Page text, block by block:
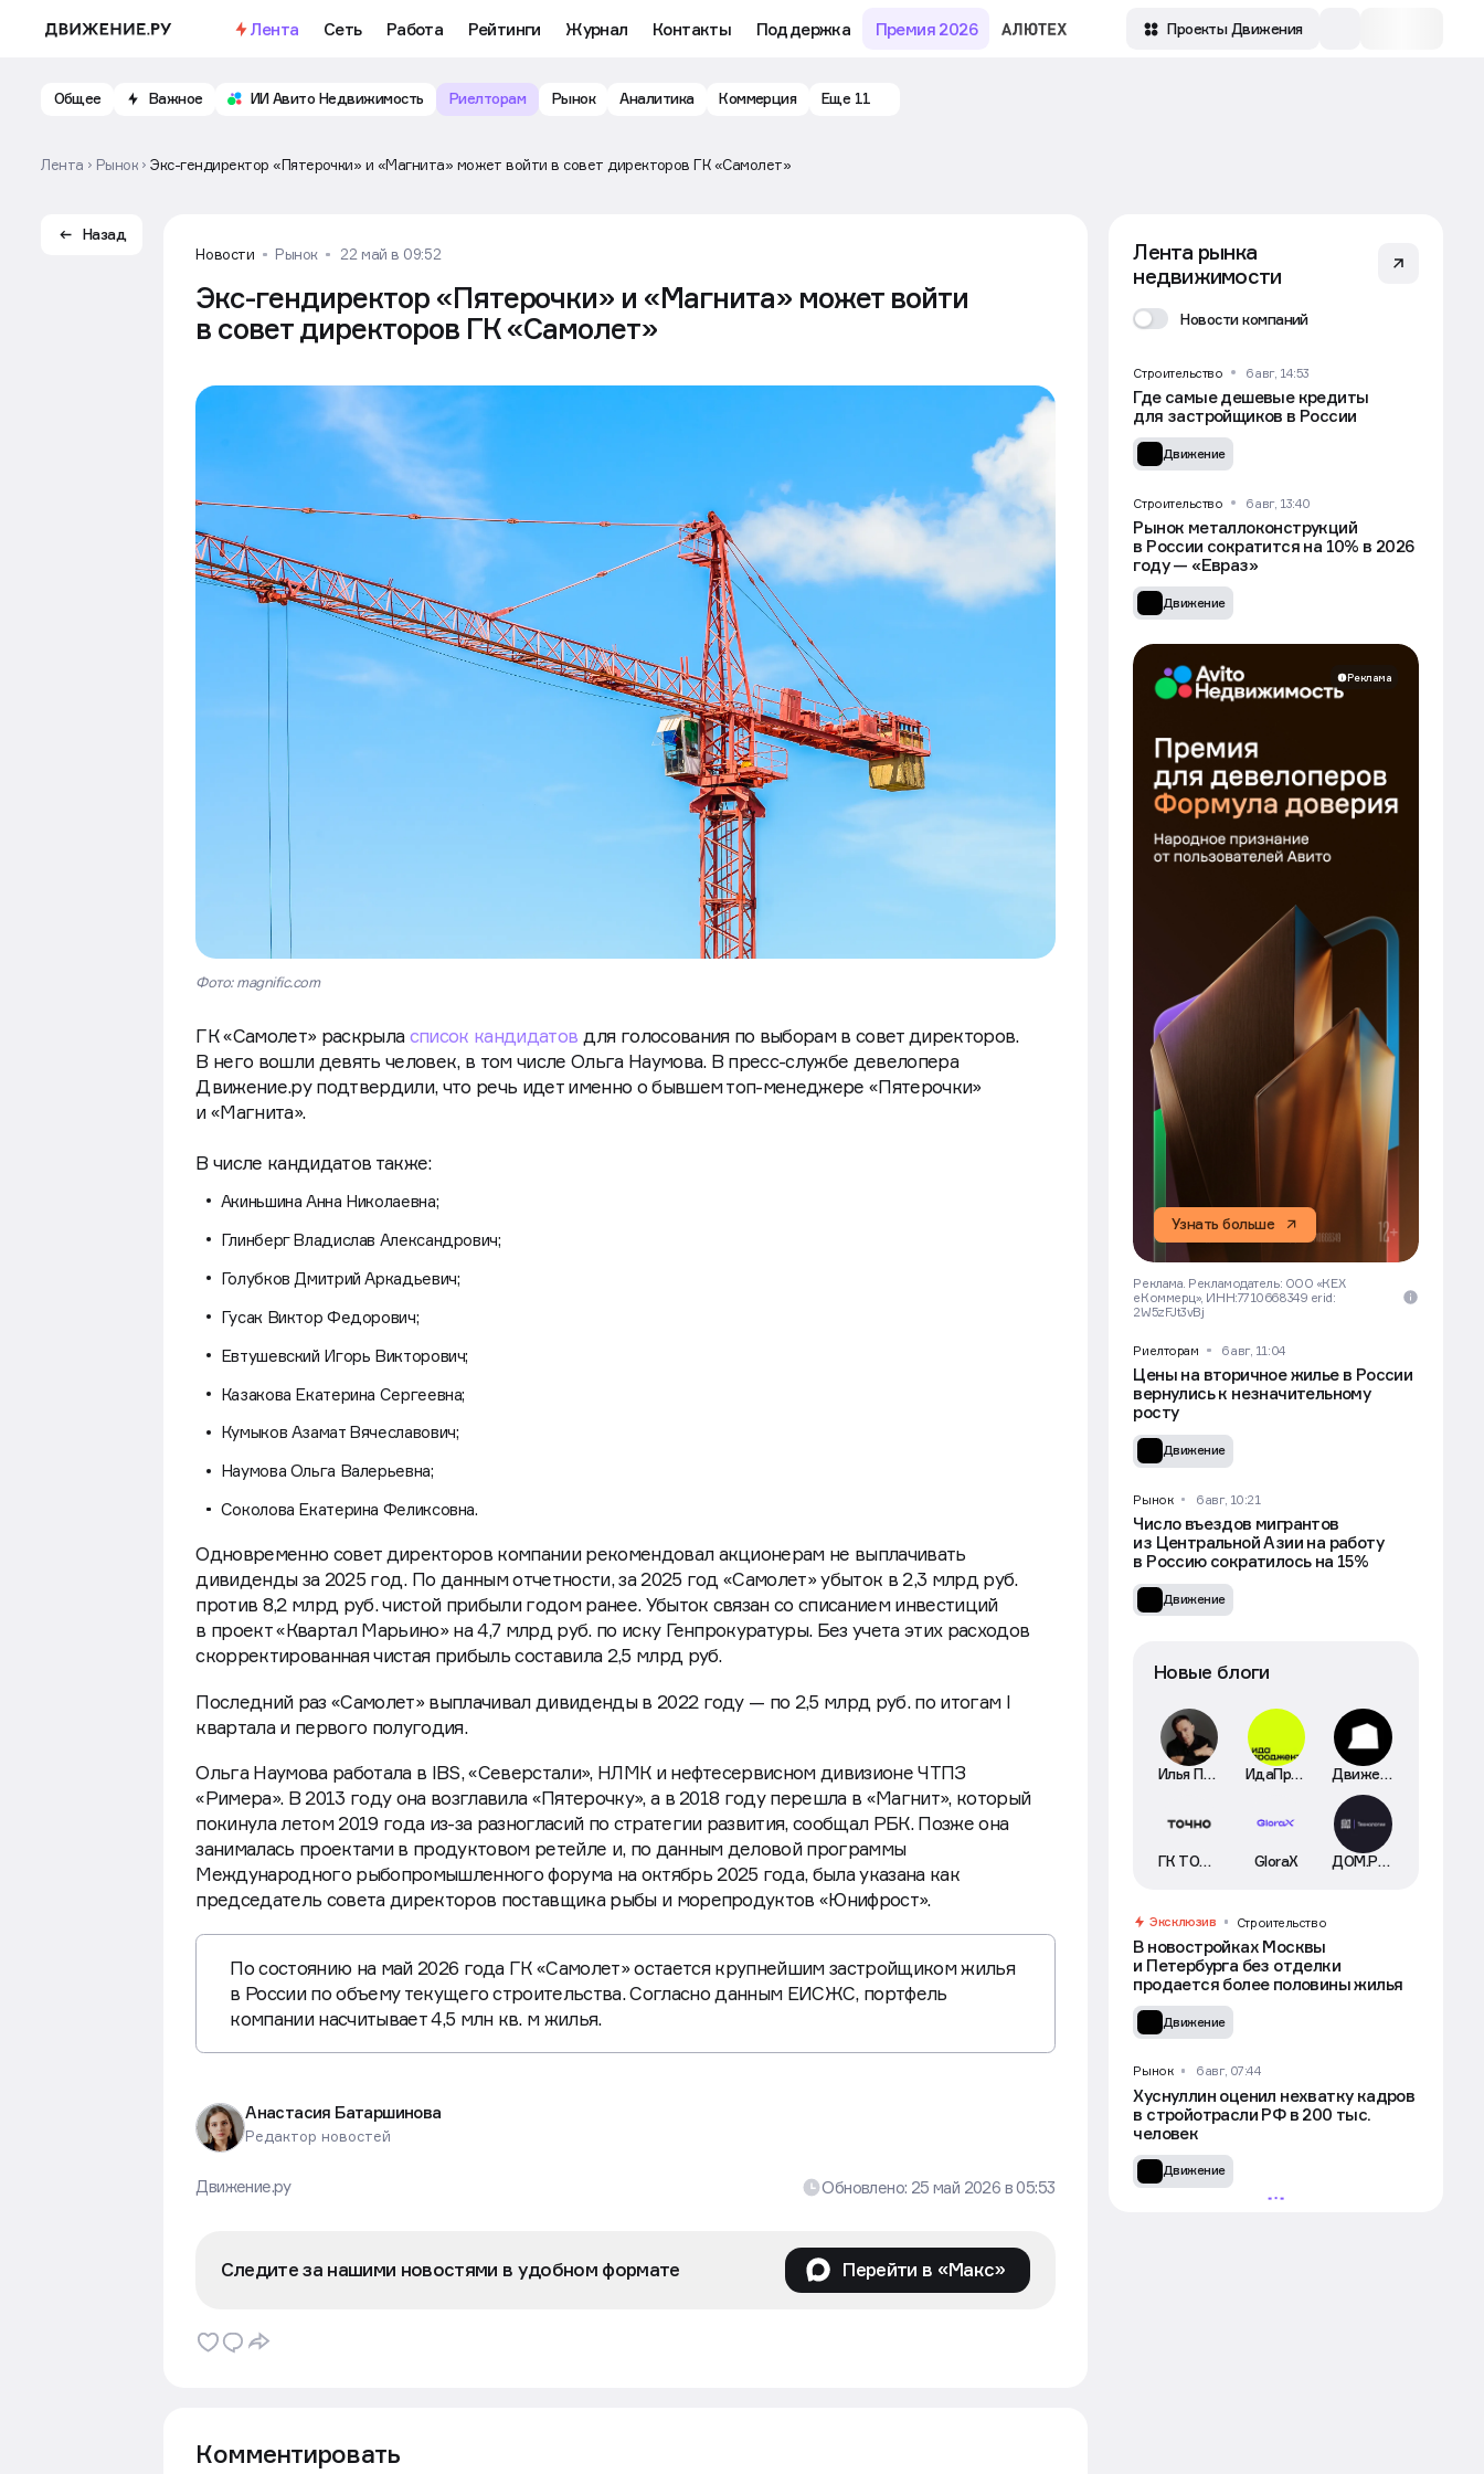
Лента Сеть Работа Рейтинги Журнал Контакты Поддержка Премия 2026 Проекты Движения
Общее Важное ИИ Авито Недвижимость Риелторам Рынок Аналитика Коммерция Еще 11
Лента Рынок Экс-гендиректор «Пятерочки» и «Магнита» может войти в совет директоров ГК «Самолет»
Назад
Новости
Рынок 22 май в 09:52
Экс-гендиректор «Пятерочки» и «Магнита» может войти
в совет директоров ГК «Самолет»
Фото: magnific.com
ГК «Самолет» раскрыла список кандидатов для голосования по выборам в совет директоров.
В него вошли девять человек, в том числе Ольга Наумова. В пресс-службе девелопера
Движение.ру подтвердили, что речь идет именно о бывшем топ-менеджере «Пятерочки»
и «Магнита».
В числе кандидатов также:
Акиньшина Анна Николаевна;
Глинберг Владислав Александрович;
Голубков Дмитрий Аркадьевич;
Гусак Виктор Федорович;
Евтушевский Игорь Викторович;
Казакова Екатерина Сергеевна;
Кумыков Азамат Вячеславович;
Наумова Ольга Валерьевна;
Соколова Екатерина Феликсовна.
Одновременно совет директоров компании рекомендовал акционерам не выплачивать
дивиденды за 2025 год. По данным отчетности, за 2025 год «Самолет» убыток в 2,3 млрд руб.
против 8,2 млрд руб. чистой прибыли годом ранее. Убыток связан со списанием инвестиций
в проект «Квартал Марьино» на 4,7 млрд руб. по иску Генпрокуратуры. Без учета этих расходов
скорректированная чистая прибыль составила 2,5 млрд руб.
Последний раз «Самолет» выплачивал дивиденды в 2022 году — по 2,5 млрд руб. по итогам I
квартала и первого полугодия.
Ольга Наумова работала в IBS, «Северстали», НЛМК и нефтесервисном дивизионе ЧТПЗ
«Римера». В 2013 году она возглавила «Пятерочку», а в 2018 году перешла в «Магнит», который
покинула летом 2019 года из-за разногласий по стратегии развития, сообщал РБК. Позже она
занималась проектами в продуктовом ретейле и, по данным деловой программы
Международного рыбопромышленного форума на октябрь 2025 года, была указана как
председатель совета директоров поставщика рыбы и морепродуктов «Юнифрост».
По состоянию на май 2026 года ГК «Самолет» остается крупнейшим застройщиком жилья
в России по объему текущего строительства. Согласно данным ЕИСЖС, портфель
компании насчитывает 4,5 млн кв. м жилья.
Анастасия Батаршинова
Редактор новостей
Движение.ру Обновлено: 25 май 2026 в05:53
Следите за нашими новостями в удобном формате Перейти в «Макс»
Комментировать
Лента рынка
недвижимости
Новости компаний
Строительство 6 авг, 14:53
Где самые дешевые кредиты
для застройщиков в России
Движение
Строительство 6 авг, 13:40
Рынок металлоконструкций
в России сократится на 10% в 2026
году — «Евраз»
Движение
Реклама
Узнать больше
Реклама. Рекламодатель: ООО «КЕХ
еКоммерц», ИНН:7710668349 erid:
2W5zFJt3vBj
Риелторам 6 авг, 11:04
Цены на вторичное жилье в России
вернулись к незначительному
росту
Движение
Рынок 6 авг, 10:21
Число въездов мигрантов
из Центральной Азии на работу
в Россию сократилось на 15%
Движение
Новые блоги
Илья Пискулин ИдаПроджект Движение
ГК ТОЧНО GloraX ДОМ.РФ Технологии
Эксклюзив Строительство
В новостройках Москвы
и Петербурга без отделки
продается более половины жилья
Движение
Рынок 6 авг, 07:44
Хуснуллин оценил нехватку кадров
в стройотрасли РФ в 200 тыс.
человек
Движение